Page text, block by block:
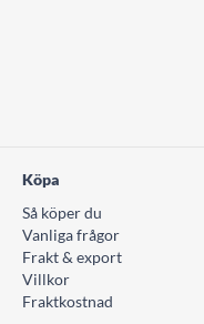
Köpa
Så köper du
Vanliga frågor
Frakt & export
Villkor
Fraktkostnad